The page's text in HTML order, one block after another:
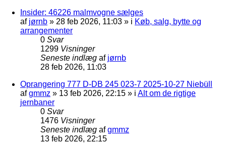
Insider: 46226 malmvogne sælges
af jørnb » 28 feb 2026, 11:03 » i Køb, salg, bytte og
arrangementer
0 Svar
1299 Visninger
Seneste indlæg af jørnb
28 feb 2026, 11:03
Oprangering 777 D-DB 245 023-7 2025-10-27 Niebüll
afgmmz » 13 feb 2026, 22:15 » i Alt om de rigtige
jernbaner
0 Svar
1476 Visninger
Seneste indlæg afgmmz
13 feb 2026, 22:15